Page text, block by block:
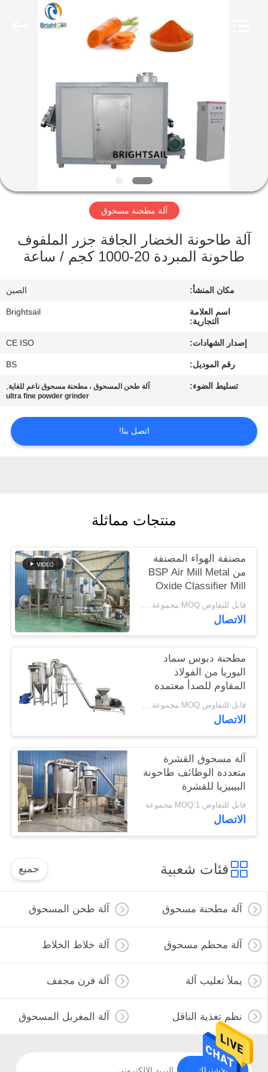
منتجات
أشرطة
فيديو
عنا
المعمل
مراقبة
الجودة
اتصل
بنا
خريطة
الموقع
PRIVACY
POLICY
آلة مطحنة مسحوق
آلة طاحونة الخضار الجافة جزر الملفوف
طاحونة المبردة 20-1000 كجم / ساعة
مكان المنشأ: الصين
اسم العلامة
التجارية:
Brightsail
إصدار الشهادات: CE ISO
رقم الموديل: BS
تسليط الضوء: آلة طحن المسحوق ، مطحنة مسحوق ناعم للغاية,
ultra fine powder grinder
اتصل بنا!
منتجات مماثلة
مصنفة الهواء المصنفة
من BSP Air Mill Metal
Oxide Classifier Mill
Metal Oxide ACM
Ggrinder من Brightsail
قابل للتفاوض MOQ:مجموعة واحدة
الاتصال
مطحنة دبوس سماد
اليوريا من الفولاذ
المقاوم للصدأ معتمدة
من CE
قابل للتفاوض MOQ:مجموعة واحدة
الاتصال
آلة مسحوق القشرة
متعددة الوظائف طاحونة
البيبيزيا للقشرة
قابل للتفاوض MOQ:1 مجموعة
الاتصال
فئات شعبية جميع
آلة مطحنة مسحوق آلة طحن المسحوق
آلة محطم مسحوق آلة خلاط الخلاط
يملأ تعليب آلة آلة فرن مجفف
نظم تغذية الناقل آلة المغربل المسحوق
الاشتراك